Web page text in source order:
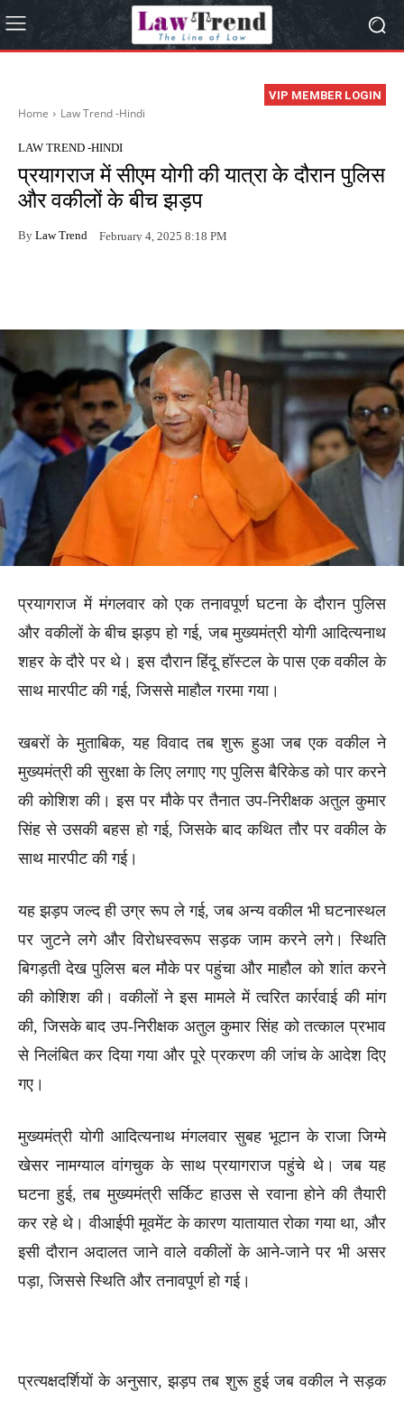
VIP MEMBER LOGIN
Home Law Trend -Hindi
LAW TREND -HINDI
प्रयागराज में सीएम योगी की यात्रा के दौरान पुलिस
और वकीलों के बीच झड़प
By Law Trend February 4, 2025 8:18 PM
प्रयागराज में मंगलवार को एक तनावपूर्ण घटना के दौरान पुलिस
और वकीलों के बीच झड़प हो गई, जब मुख्यमंत्री योगी आदित्यनाथ
शहर के दौरे पर थे। इस दौरान हिंदू हॉस्टल के पास एक वकील के
साथ मारपीट की गई, जिससे माहौल गरमा गया।
खबरों के मुताबिक, यह विवाद तब शुरू हुआ जब एक वकील ने
मुख्यमंत्री की सुरक्षा के लिए लगाए गए पुलिस बैरिकेड को पार करने
की कोशिश की। इस पर मौके पर तैनात उप-निरीक्षक अतुल कुमार
सिंह से उसकी बहस हो गई, जिसके बाद कथित तौर पर वकील के
साथ मारपीट की गई।
यह झड़प जल्द ही उग्र रूप ले गई, जब अन्य वकील भी घटनास्थल
पर जुटने लगे और विरोधस्वरूप सड़क जाम करने लगे। स्थिति
बिगड़ती देख पुलिस बल मौके पर पहुंचा और माहौल को शांत करने
की कोशिश की। वकीलों ने इस मामले में त्वरित कार्रवाई की मांग
की, जिसके बाद उप-निरीक्षक अतुल कुमार सिंह को तत्काल प्रभाव
से निलंबित कर दिया गया और पूरे प्रकरण की जांच के आदेश दिए
गए।
मुख्यमंत्री योगी आदित्यनाथ मंगलवार सुबह भूटान के राजा जिग्मे
खेसर नामग्याल वांगचुक के साथ प्रयागराज पहुंचे थे। जब यह
घटना हुई, तब मुख्यमंत्री सर्किट हाउस से रवाना होने की तैयारी
कर रहे थे। वीआईपी मूवमेंट के कारण यातायात रोका गया था, और
इसी दौरान अदालत जाने वाले वकीलों के आने-जाने पर भी असर
पड़ा, जिससे स्थिति और तनावपूर्ण हो गई।
प्रत्यक्षदर्शियों के अनुसार, झड़प तब शुरू हुई जब वकील ने सड़क